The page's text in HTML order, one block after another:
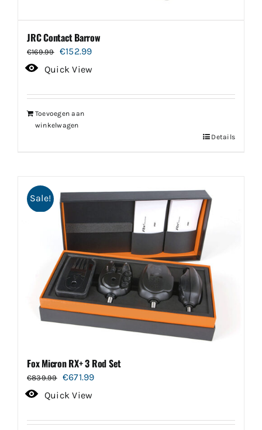
JRC Contact Barrow
€169.99
Oorspronkelijke
prijs
€169.99.
€152.99Huidige
prijs
€152.99.
Quick View
Toevoegen aan
winkelwagen
Details
Sale!
Fox Micron RX+ 3 Rod Set
€839.99
Oorspronkelijke
prijs
€839.99.
€671.99Huidige
€671.99.
Quick View